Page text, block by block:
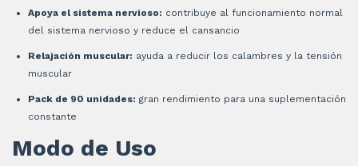
Apoya el sistema nervioso: contribuye al funcionamiento normal
del sistema nervioso y reduce el cansancio
Relajación muscular: ayuda a reducir los calambres y la tensión
muscular
Pack de 90 unidades: gran rendimiento para una suplementación
constante
Modo de Uso